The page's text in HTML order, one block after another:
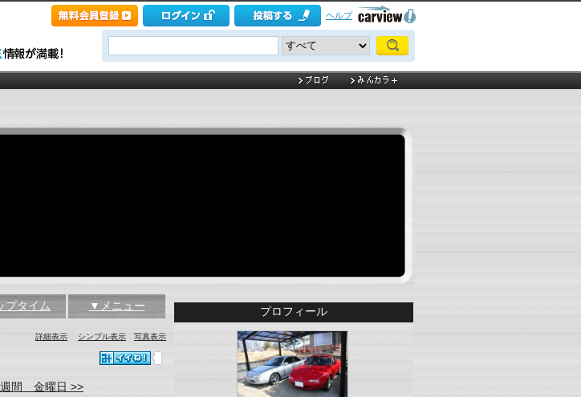
ヘルプ
プタイム ▼メニュー
詳細表示 シンプル表示 写真表示
週間 金曜日 >>
プロフィール